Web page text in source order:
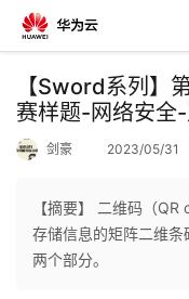
返
回
个
【Sword系列】
赛样题-网络安全
剑豪 2023/05/31
【摘要】 二维码（
存储信息的矩阵二维
两个部分。